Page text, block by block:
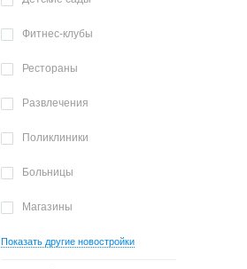
Фитнес-клубы
Рестораны
Развлечения
Поликлиники
Больницы
Магазины
Показать другие новостройки